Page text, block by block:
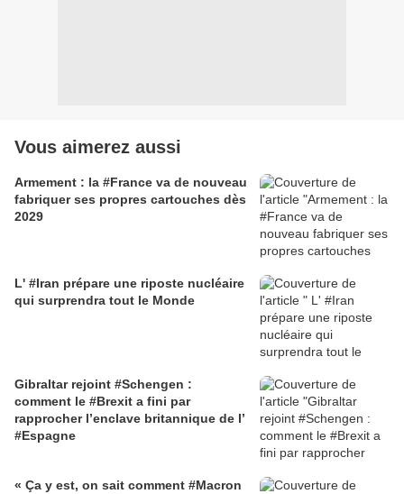
Vous aimerez aussi
Armement : la #France va de nouveau
fabriquer ses propres cartouches dès
2029
L' #Iran prépare une riposte nucléaire
qui surprendra tout le Monde
Gibraltar rejoint #Schengen :
comment le #Brexit a fini par
rapprocher l’enclave britannique de l’
#Espagne
« Ça y est, on sait comment #Macron